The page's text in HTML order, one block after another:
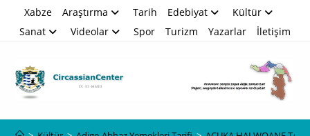
Xabze Araştırma Tarih Edebiyat
Kültür
Sanat
Videolar Spor Turizm Yazarlar İletişim